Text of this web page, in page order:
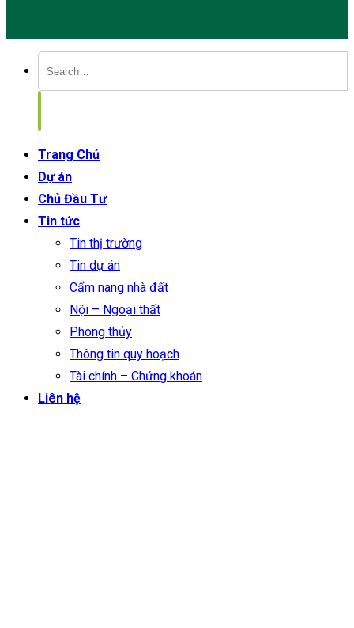
Trang Chủ
Dự án
Chủ Đầu Tư
Tin tức
Tin thị trường
Tin dự án
Cẩm nang nhà đất
Nội – Ngoại thất
Phong thủy
Thông tin quy hoạch
Tài chính – Chứng khoán
Liên hệ